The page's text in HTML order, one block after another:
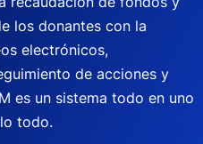
los donantes con la
electrónicos,
de acciones y
es un sistema todo en uno
todo.